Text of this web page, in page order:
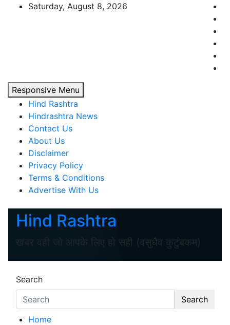
Saturday, August 8, 2026
Responsive Menu
Hind Rashtra
Hindrashtra News
Contact Us
About Us
Disclaimer
Privacy Policy
Terms & Conditions
Advertise With Us
Hind Rashtra
खबर वही जो आपके लिए हो सही (वसुधैव कुटुंबकम)
Search
Search
Home